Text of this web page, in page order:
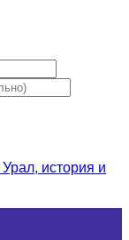
история и